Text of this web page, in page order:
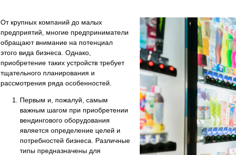
От крупных компаний до малых
предприятий, многие предприниматели
обращают внимание на потенциал
этого вида бизнеса. Однако,
приобретение таких устройств требует
тщательного планирования и
рассмотрения ряда особенностей.
Первым и, пожалуй, самым
важным шагом при приобретении
вендингового оборудования
является определение целей и
потребностей бизнеса. Различные
типы предназначены для